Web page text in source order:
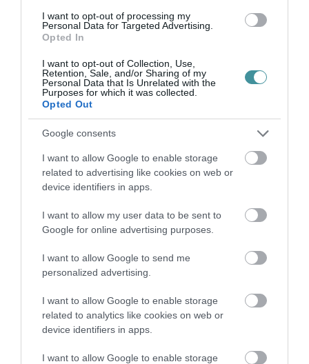
I want to opt-out of processing my
Personal Data for Targeted Advertising.
Opted In
I want to opt-out of Collection, Use,
Retention, Sale, and/or Sharing of my
Personal Data that Is Unrelated with the
Purposes for which it was collected.
Opted Out
Google consents
I want to allow Google to enable storage
related to advertising like cookies on web or
device identifiers in apps.
I want to allow my user data to be sent to
Google for online advertising purposes.
I want to allow Google to send me
personalized advertising.
I want to allow Google to enable storage
related to analytics like cookies on web or
device identifiers in apps.
I want to allow Google to enable storage
Ne maradjon le a legfrissebb hírekről, kövessen
bennünket az EGRI ÜGYEK Google Hírek oldalán!
Legfrissebb híreink
ORBÁN EGYKORI VÍZÜGYI ÁLLAMTITKÁRA
IS ELLENTMONDOTT A VOL...
Mindenki ügye